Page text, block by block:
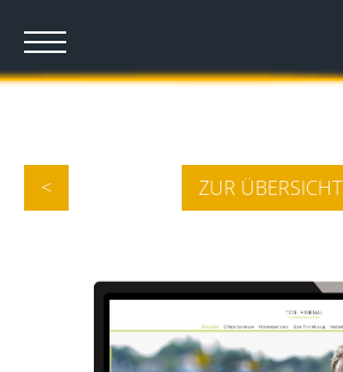
< ZUR ÜBERSICHT